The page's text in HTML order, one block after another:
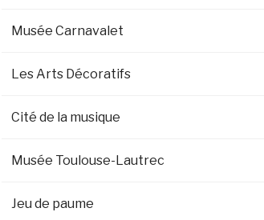
Musée Carnavalet
Les Arts Décoratifs
Cité de la musique
Musée Toulouse-Lautrec
Jeu de paume